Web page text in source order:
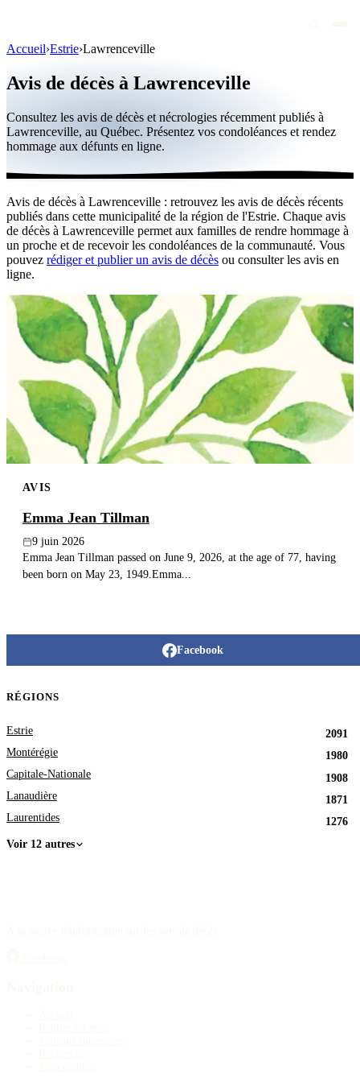
Personnalités publiques
Québec
Canada
International
Par région
Par ville
Maisons funéraires
Éternea
Blog
Publier un avis
Recherche
Accueil›Estrie›Lawrenceville
Avis de décès à Lawrenceville
Consultez les avis de décès et nécrologies récemment publiés à
Lawrenceville, au Québec. Présentez vos condoléances et rendez
hommage aux défunts en ligne.
Avis de décès à Lawrenceville : retrouvez les avis de décès récents
publiés dans cette municipalité de la région de l'Estrie. Chaque avis
de décès à Lawrenceville permet aux familles de rendre hommage à
un proche et de recevoir les condoléances de la communauté. Vous
pouvez rédiger et publier un avis de décès ou consulter les avis en
ligne.
AVIS
Emma Jean Tillman
9 juin 2026
Emma Jean Tillman passed on June 9, 2026, at the age of 77, having
been born on May 23, 1949.Emma...
Facebook
RÉGIONS
Estrie
2091
Montérégie
1980
Capitale-Nationale
1908
Lanaudière
1871
Laurentides
1276
Voir 12 autres